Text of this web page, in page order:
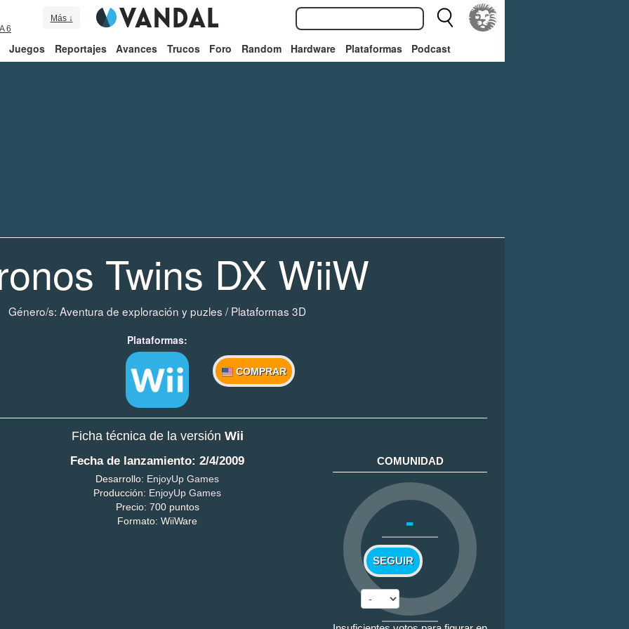
6
Más ↓
Juegos Reportajes Avances Trucos Foro Random Hardware Plataformas Podcast
Twins DX WiiW
Género/s: Aventura de exploración y puzles/Plataformas 3D
Plataformas:
COMPRAR
Ficha técnica de la versión Wii
Fecha de lanzamiento: 2/4/2009
Desarrollo: EnjoyUp Games
Producción: EnjoyUp Games
Precio: 700 puntos
Formato: WiiWare
COMUNIDAD
-
SEGUIR